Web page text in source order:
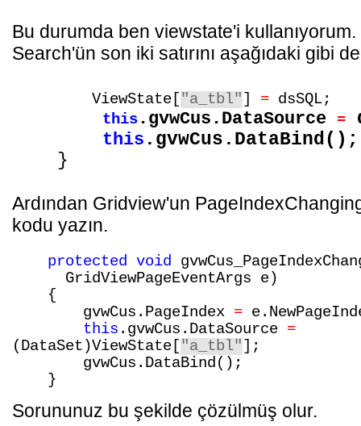
Bu durumda ben viewstate'i kullanıyorum.
Search'ün son iki satırını aşağıdaki gibi
ViewState[ "a_tbl" = dsSQL;
this .gvwCus.DataSource =
this .gvwCus.DataBind();
}
Ardından Gridview'un
kodu yazın.
protected void
GridViewPageEventArgs e)
{
gvwCus.PageIndex =
this .gvwCus.DataSource =
(DataSet)ViewState[ "a_tbl" ];
gvwCus.DataBind();
}
Sorununuz bu şekilde çözülmüş olur.